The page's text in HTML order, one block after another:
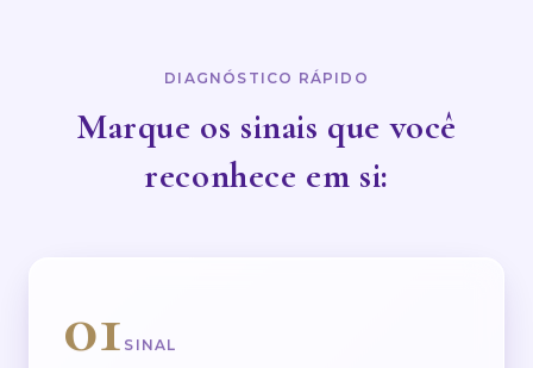
DIAGNÓSTICO RÁPIDO
Marque os sinais que você
reconhece em si:
01 SINAL